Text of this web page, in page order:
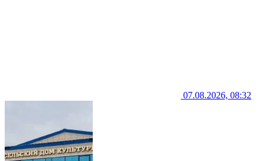
07.08.2026, 08:32